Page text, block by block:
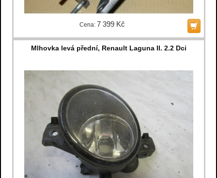
Cena: 7 399 Kč
Mlhovka levá přední, Renault Laguna II. 2.2 Dci